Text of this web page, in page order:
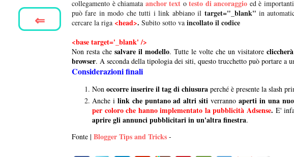
collegamento è chiamata anchor text otesto di ancoraggio ed è
può fare in modo che tutti i link abbiano il target="_blank" in
cercare la riga <head>. Subito sotto va incollato il codice
<base target='_blank' />
Non resta che salvare il modello. Tutte le volte che un visitatore
browser. A seconda della tipologia dei siti, questo trucchetto può portare a
Considerazioni finali
Non occorre inserire il tag di chiusura perché è presente la slash
Anche ilink che puntano ad altri siti verrannoaperti in una
per coloro che hanno implementato la pubblicità Adsense. E'
aprire gli annunci pubblicitari in un'altra finestra.
Fonte | Blogger Tips and Tricks -
⇐